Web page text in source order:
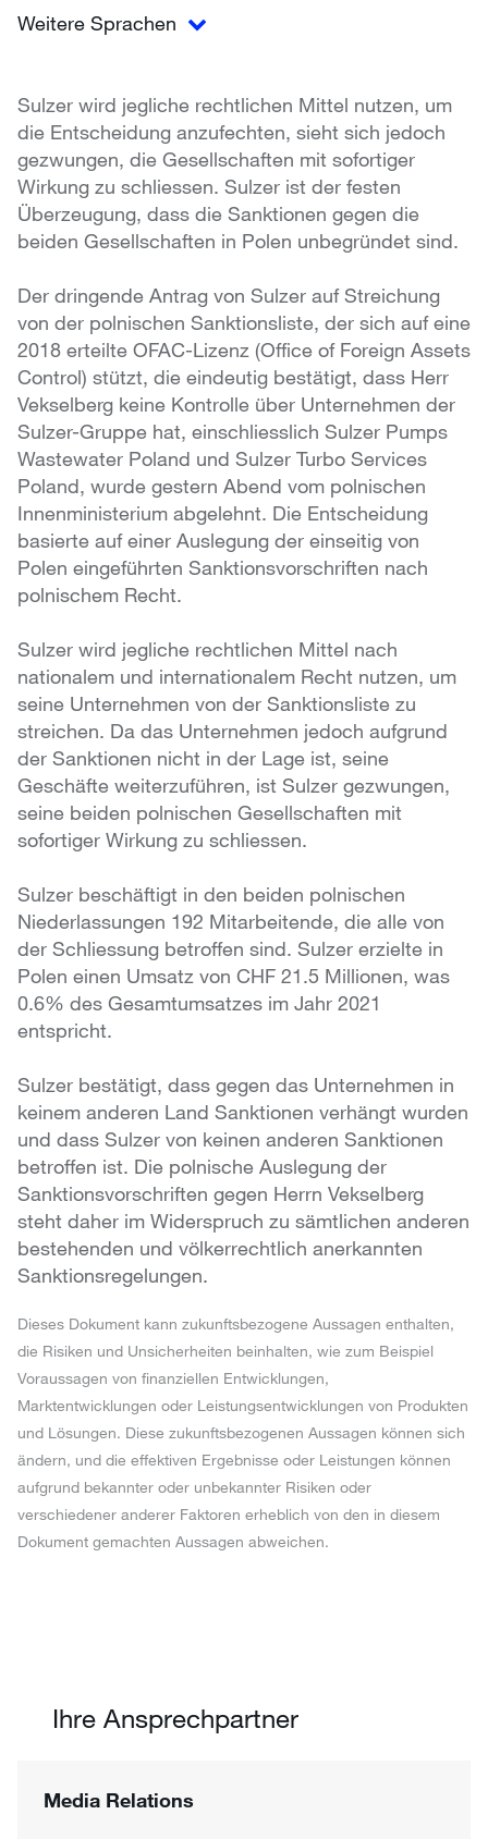
Weitere Sprachen
Sulzer wird jegliche rechtlichen Mittel nutzen, um
die Entscheidung anzufechten, sieht sich jedoch
gezwungen, die Gesellschaften mit sofortiger
Wirkung zu schliessen. Sulzer ist der festen
Überzeugung, dass die Sanktionen gegen die
beiden Gesellschaften in Polen unbegründet sind.
Der dringende Antrag von Sulzer auf Streichung
von der polnischen Sanktionsliste, der sich auf eine
2018 erteilte OFAC-Lizenz (Office of Foreign Assets
Control) stützt, die eindeutig bestätigt, dass Herr
Vekselberg keine Kontrolle über Unternehmen der
Sulzer-Gruppe hat, einschliesslich Sulzer Pumps
Wastewater Poland und Sulzer Turbo Services
Poland, wurde gestern Abend vom polnischen
Innenministerium abgelehnt. Die Entscheidung
basierte auf einer Auslegung der einseitig von
Polen eingeführten Sanktionsvorschriften nach
polnischem Recht.
Sulzer wird jegliche rechtlichen Mittel nach
nationalem und internationalem Recht nutzen, um
seine Unternehmen von der Sanktionsliste zu
streichen. Da das Unternehmen jedoch aufgrund
der Sanktionen nicht in der Lage ist, seine
Geschäfte weiterzuführen, ist Sulzer gezwungen,
seine beiden polnischen Gesellschaften mit
sofortiger Wirkung zu schliessen.
Sulzer beschäftigt in den beiden polnischen
Niederlassungen 192 Mitarbeitende, die alle von
der Schliessung betroffen sind. Sulzer erzielte in
Polen einen Umsatz von CHF 21.5 Millionen, was
0.6% des Gesamtumsatzes im Jahr 2021
entspricht.
Sulzer bestätigt, dass gegen das Unternehmen in
keinem anderen Land Sanktionen verhängt wurden
und dass Sulzer von keinen anderen Sanktionen
betroffen ist. Die polnische Auslegung der
Sanktionsvorschriften gegen Herrn Vekselberg
steht daher im Widerspruch zu sämtlichen anderen
bestehenden und völkerrechtlich anerkannten
Sanktionsregelungen.
Dieses Dokument kann zukunftsbezogene Aussagen enthalten,
die Risiken und Unsicherheiten beinhalten, wie zum Beispiel
Voraussagen von finanziellen Entwicklungen,
Marktentwicklungen oder Leistungsentwicklungen von Produkten
und Lösungen. Diese zukunftsbezogenen Aussagen können sich
ändern, und die effektiven Ergebnisse oder Leistungen können
aufgrund bekannter oder unbekannter Risiken oder
verschiedener anderer Faktoren erheblich von den in diesem
Dokument gemachten Aussagen abweichen.
Ihre Ansprechpartner
Media Relations